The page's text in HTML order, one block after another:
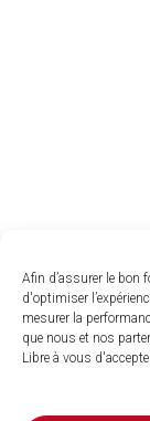
Afin d’assurer le bon
d'optimiser
mesurer la
que nous et nos
Libre à vous